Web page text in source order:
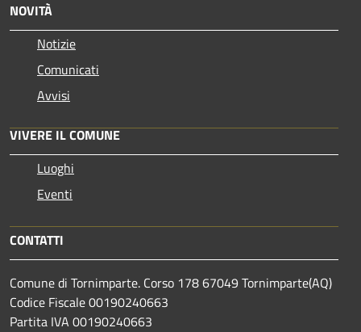
NOVITÀ
Notizie
Comunicati
Avvisi
VIVERE IL COMUNE
Luoghi
Eventi
CONTATTI
Comune di Tornimparte. Corso 178 67049 Tornimparte(AQ)
Codice Fiscale 00190240663
Partita IVA 00190240663